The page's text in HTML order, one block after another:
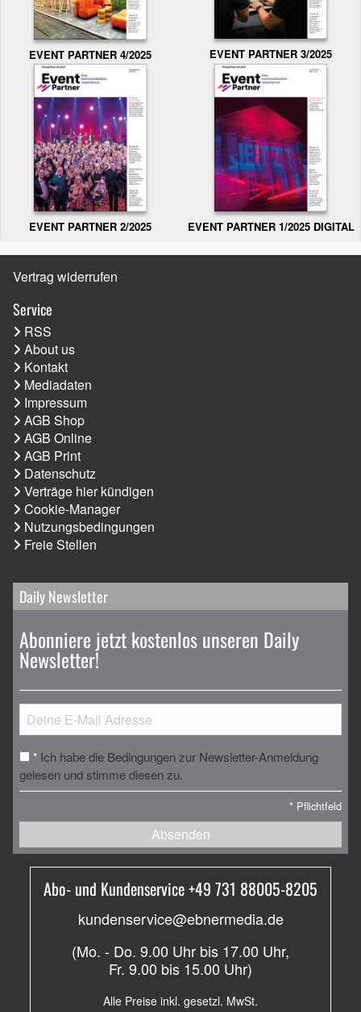
EVENT PARTNER 4/2025 EVENT PARTNER 3/2025
EVENT PARTNER 2/2025 EVENT PARTNER 1/2025 DIGITAL
Vertrag widerrufen
Service
RSS
About us
Kontakt
Mediadaten
Impressum
AGB Shop
AGB Online
AGB Print
Datenschutz
Verträge hier kündigen
Cookie-Manager
Nutzungsbedingungen
Freie Stellen
Daily Newsletter
Abonniere jetzt kostenlos unseren Daily
Newsletter!
* Ich habe die Bedingungen zur Newsletter-Anmeldung
gelesen und stimme diesen zu.
* Pflichtfeld
Absenden
Abo- und Kundenservice +49 731 88005-8205
kundenservice@ebnermedia.de
(Mo. - Do. 9.00 Uhr bis 17.00 Uhr,
Fr. 9.00 bis 15.00 Uhr)
Alle Preise inkl. gesetzl. MwSt.